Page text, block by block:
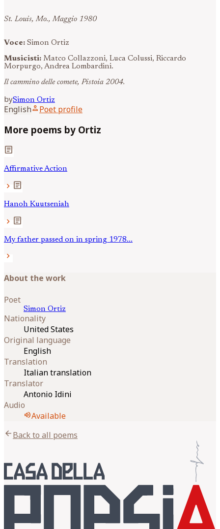
St. Louis, Mo., Maggio 1980
Voce: Simon Ortiz
Musicisti: Matco Collazzoni, Luca Colussi, Riccardo
Morpurgo, Andrea Lombardini.
Il cammino delle comete, Pistoia 2004.
bySimon Ortiz
Englishperson Poet profile
More poems by Ortiz
article
Affirmative Action
chevron_right article
Hanoh Kuutseniah
chevron_right article
My father passed on in spring 1978...
chevron_right
About the work
Poet
Simon Ortiz
Nationality
United States
Original language
English
Translation
Italian translation
Translator
Antonio Idini
Audio
volume_upAvailable
arrow_backBack to all poems